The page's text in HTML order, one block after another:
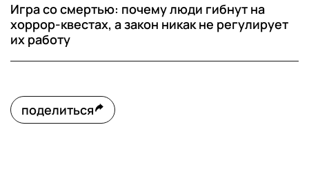
Игра со смертью: почему люди гибнут на
хоррор-квестах, а закон никак не регулирует
их работу
поделиться